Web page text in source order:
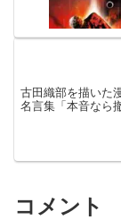
古田織部を描いた
名言集「本音なら
コメント